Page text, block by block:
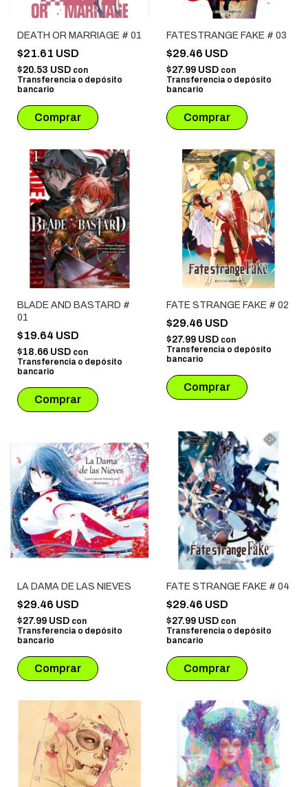
DEATH OR MARRIAGE # 01
$21.61 USD
$20.53 USD con
Transferencia o depósito
bancario
FATESTRANGE FAKE # 03
$29.46 USD
$27.99 USD con
Transferencia o depósito
bancario
BLADE AND BASTARD #
01
$19.64 USD
$18.66 USD con
Transferencia o depósito
bancario
FATE STRANGE FAKE # 02
$29.46 USD
$27.99 USD con
Transferencia o depósito
bancario
LA DAMA DE LAS NIEVES
$29.46 USD
$27.99 USD con
Transferencia o depósito
bancario
FATE STRANGE FAKE # 04
$29.46 USD
$27.99 USD con
Transferencia o depósito
bancario